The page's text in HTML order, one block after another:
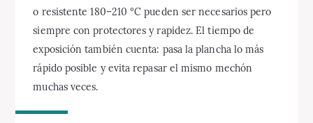
o resistente 180–210 °C pueden ser necesarios pero
siempre con protectores y rapidez. El tiempo de
exposición también cuenta: pasa la plancha lo más
rápido posible y evita repasar el mismo mechón
muchas veces.